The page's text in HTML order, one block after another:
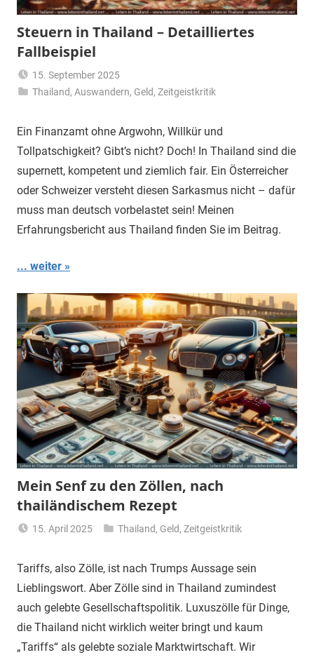
Steuern in Thailand – Detailliertes
Fallbeispiel
15. September 2025
Matt
Thailand,Auswandern, Geld,Zeitgeistkritik
Ein Finanzamt ohne Argwohn, Willkür und
Tollpatschigkeit? Gibt’s nicht? Doch! In Thailand sind die
supernett, kompetent und ziemlich fair. Ein Österreicher
oder Schweizer versteht diesen Sarkasmus nicht – dafür
muss man deutsch vorbelastet sein! Meinen
Erfahrungsbericht aus Thailand finden Sie im Beitrag.
... weiter
Mein Senf zu den Zöllen, nach
thailändischem Rezept
15. April 2025
Thailand, Geld,Zeitgeistkritik
Tariffs, also Zölle, ist nach Trumps Aussage sein
Lieblingswort. Aber Zölle sind in Thailand zumindest
auch gelebte Gesellschaftspolitik. Luxuszölle für Dinge,
die Thailand nicht wirklich weiter bringt und kaum
„Tariffs“ als gelebte soziale Marktwirtschaft. Wir